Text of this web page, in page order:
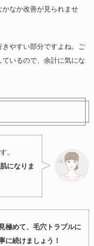
なか改善が見られませ
やすい部分ですよね。ご
いるので、余計に気にな
。
になりま
極めて、毛穴トラブルに
に続けましょう！